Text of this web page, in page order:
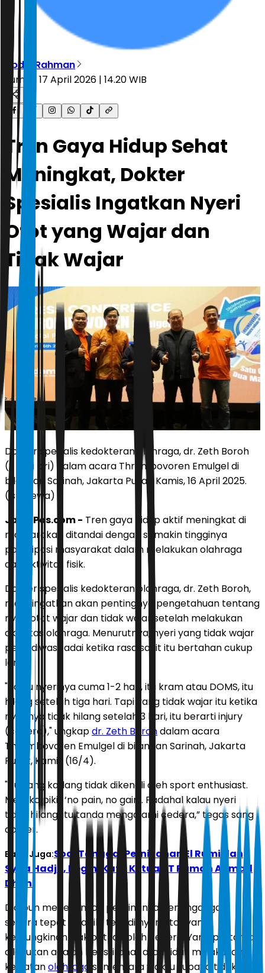
Abdul Rahman
Jumat, 17 April 2026 | 14.20 WIB
Tren Gaya Hidup Sehat
Meningkat, Dokter
Spesialis Ingatkan Nyeri
Otot yang Wajar dan
Tidak Wajar
Dokter spesialis kedokteran olahraga, dr. Zeth Boroh
(2 dari kiri) dalam acara Thrombovoren Emulgel di
bilangan Sarinah, Jakarta Pusat, Kamis, 16 April 2025.
(istimewa)
JawaPos.com - Tren gaya hidup aktif meningkat di
masyarakat, ditandai dengan semakin tingginya
partisipasi masyarakat dalam melakukan olahraga
dan aktivitas fisik.
Dokter spesialis kedokteran olahraga, dr. Zeth Boroh,
mengingatkan akan pentingnya pengetahuan tentang
nyeri otot wajar dan tidak wajar setelah melakukan
aktivitas olahraga. Menurutnya, nyeri yang tidak wajar
perlu diwaspadai ketika rasa sakit itu bertahan cukup
lama.
"Kalau nyerinya cuma 1-2 hari, itu kram atau DOMS, itu
hilang setelah tiga hari. Tapi yang tidak wajar itu ketika
nyerinya tidak hilang setelah 3 hari, itu berarti injury
(cedera)," ungkapdr. Zeth Borohdalam acara
Thrombovoren Emulgel di bilangan Sarinah, Jakarta
Pusat, Kamis (16/4).
"Itu yang kadang tidak dikenali oleh sport enthusiast.
Mereka pikir ‘no pain, no gain’. Padahal kalau nyeri
tidak hilang, itu tanda mengalami cedera,” tegas sang
dokter.
Baca Juga:Soal Tanggal Pernikahan El Rumi dan
Syifa Hadju, Begini Kata Ketua RT Rumah Ahmad
Dhani
Dia pun menekankan pentingnya penangangan
secara tepat apabila terjadi nyeri otot yang
kemungkinan diakibatkan oleh cedera. Yang pertama
dilakukan adalah beristirahat atau tidak melakukan
kegiatanolahraga sementara waktu supaya tidak